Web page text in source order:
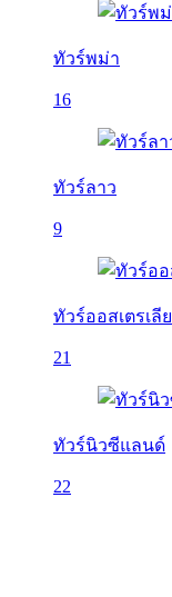
ทัวร์พม่า
16
ทัวร์ลาว
9
ทัวร์ออสเตรเลีย
21
ทัวร์นิวซีแลนด์
22